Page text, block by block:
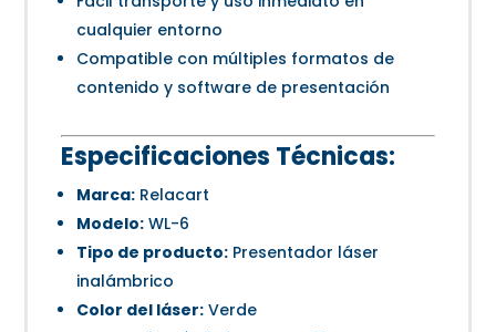
cualquier entorno
Compatible con múltiples formatos de
contenido y software de presentación
Especificaciones Técnicas:
Marca: Relacart
Modelo: WL-6
Tipo de producto: Presentador láser
inalámbrico
Color del láser: Verde